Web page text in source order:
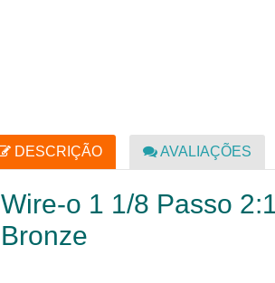
DESCRIÇÃO AVALIAÇÕES
Wire-o 1 1/8 Passo
Bronze